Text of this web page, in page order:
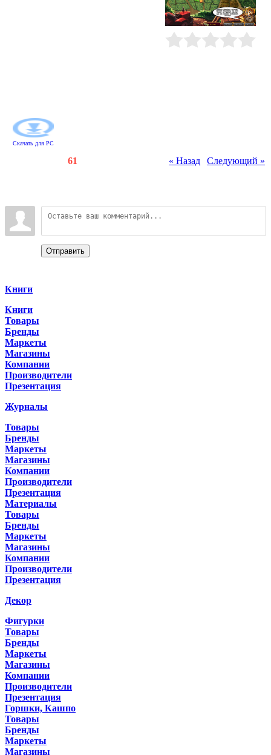
Скачать для PC
« Назад Следующий »
61
Отправить
Книги
Книги
Товары
Бренды
Маркеты
Магазины
Компании
Производители
Презентация
Журналы
Товары
Бренды
Маркеты
Магазины
Компании
Производители
Презентация
Материалы
Товары
Бренды
Маркеты
Магазины
Компании
Производители
Презентация
Декор
Фигурки
Товары
Бренды
Маркеты
Магазины
Компании
Производители
Презентация
Горшки, Кашпо
Товары
Бренды
Маркеты
Магазины